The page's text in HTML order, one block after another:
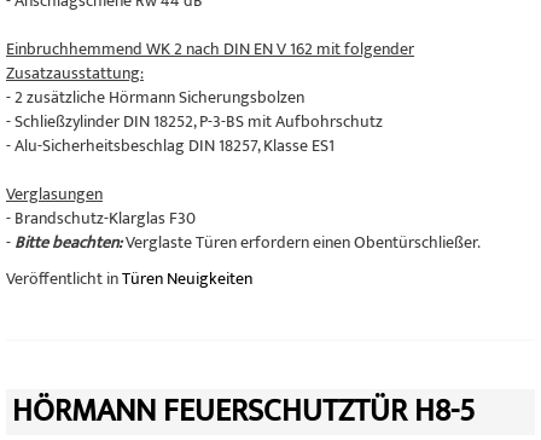
Einbruchhemmend WK 2 nach DIN EN V 162 mit folgender
Zusatzausstattung:
- 2 zusätzliche Hörmann Sicherungsbolzen
- Schließzylinder DIN 18252, P-3-BS mit Aufbohrschutz
- Alu-Sicherheitsbeschlag DIN 18257, Klasse ES1
Verglasungen
- Brandschutz-Klarglas F30
-Bitte beachten:Verglaste Türen erfordern einen Obentürschließer.
Veröffentlicht inTüren Neuigkeiten
HÖRMANN FEUERSCHUTZTÜR H8-5